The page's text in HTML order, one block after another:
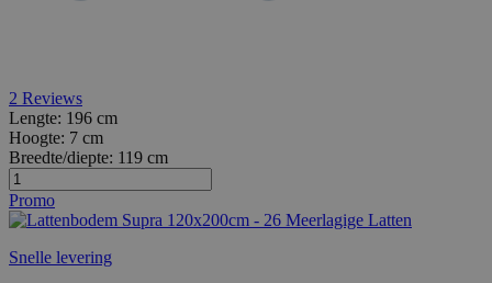
2 Reviews
Lengte: 196 cm
Hoogte: 7 cm
Breedte/diepte: 119 cm
Promo
Snelle levering